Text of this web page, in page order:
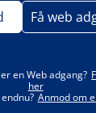
Få web
en Web adgang?
her
Anmod om